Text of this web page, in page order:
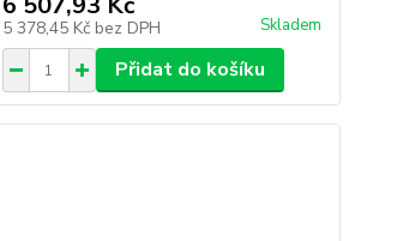
5 378,45 Kč bez DPH Skladem
Přidat do košíku